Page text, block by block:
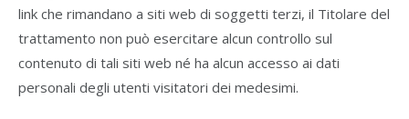
link che rimandano a siti web di soggetti terzi, il Titolare del
trattamento non può esercitare alcun controllo sul
contenuto di tali siti web né ha alcun accesso ai dati
personali degli utenti visitatori dei medesimi.